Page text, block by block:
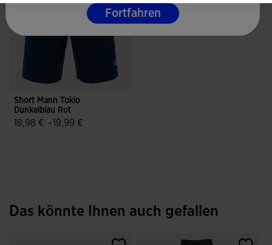
Short Mann Tokio
Dunkelblau Rot
18,98 € -19,99 €
Das könnte Ihnen auch gefallen
Fortfahren